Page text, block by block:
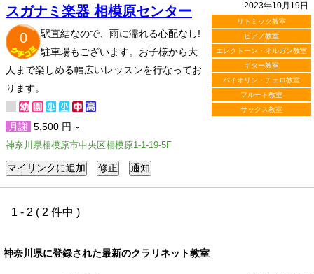
2023年10月19日
リトミック教室
ピアノ教室
エレクトーン・オルガン教室
ギター教室
バイオリン・チェロ教室
フルート教室
サックス教室
スガナミ楽器 相模原センター
0
駅直結なので、雨に濡れる心配なし!
駐車場もございます。お子様から大
人まで楽しめる幅広いレッスンを行なってお
ります。
月謝 5,500 円～
神奈川県相模原市中央区相模原1-1-19-5F
1 - 2 ( 2 件中 )
神奈川県に登録された最新のクラリネット教室